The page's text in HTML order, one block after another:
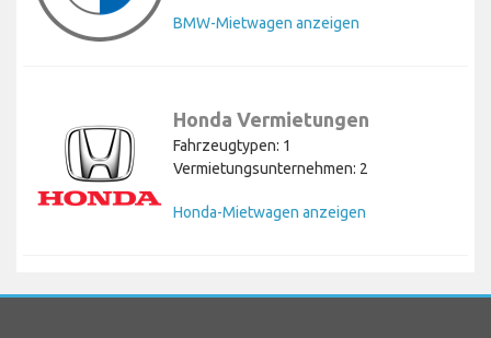
BMW-Mietwagen anzeigen
Honda Vermietungen
Fahrzeugtypen: 1
Vermietungsunternehmen: 2
Honda-Mietwagen anzeigen